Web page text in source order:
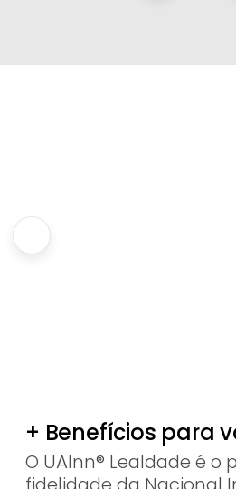
+ Benefícios para
O UAInn® Lealdade é o